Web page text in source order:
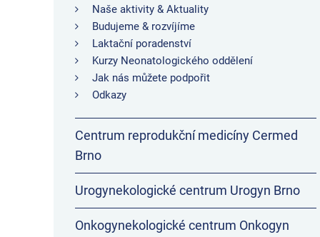
Naše aktivity & Aktuality
Budujeme & rozvíjíme
Laktační poradenství
Kurzy Neonatologického oddělení
Jak nás můžete podpořit
Odkazy
Centrum reprodukční medicíny Cermed
Brno
Urogynekologické centrum Urogyn Brno
Onkogynekologické centrum Onkogyn